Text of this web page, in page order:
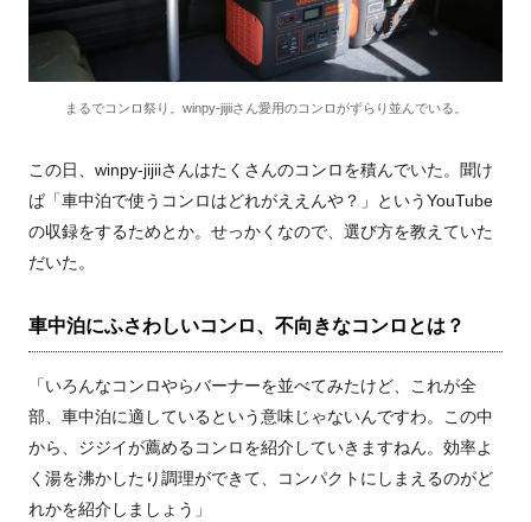
まるでコンロ祭り。winpy-jijiiさん愛用のコンロがずらり並んでいる。
この日、winpy-jijiiさんはたくさんのコンロを積んでいた。聞け
ば「車中泊で使うコンロはどれがええんや？」というYouTube
の収録をするためとか。せっかくなので、選び方を教えていた
だいた。
車中泊にふさわしいコンロ、不向きなコンロとは？
「いろんなコンロやらバーナーを並べてみたけど、これが全
部、車中泊に適しているという意味じゃないんですわ。この中
から、ジジイが薦めるコンロを紹介していきますねん。効率よ
く湯を沸かしたり調理ができて、コンパクトにしまえるのがど
れかを紹介しましょう」